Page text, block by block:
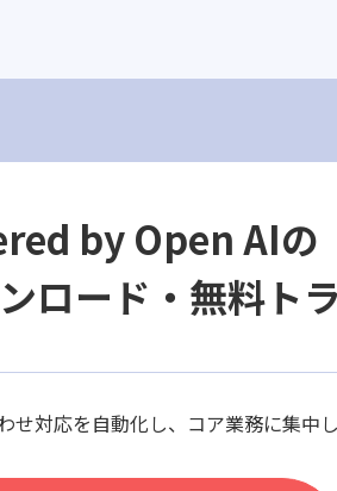
by Open AIの
ロード・無料ト
せ対応を自動化し、コア業務に集中し